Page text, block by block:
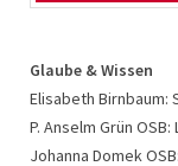
Glaube & Wissen
Elisabeth Birnbaum:
P. Anselm Grün OSB:
Johanna DomekOSB
Glaube & Wissen
Dr. Katharina
Teil 1: Paulus hört
Teil 2: Wo bleibt die